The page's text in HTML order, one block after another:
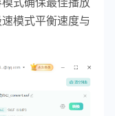
模式平衡速度与